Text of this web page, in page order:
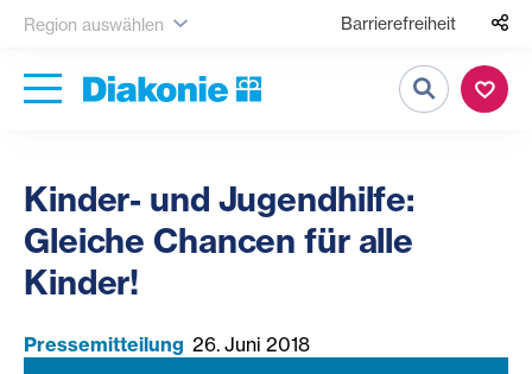
Region auswählen Barrierefreiheit
Suche
Kinder- und Jugendhilfe:
Gleiche Chancen für alle
Kinder!
Pressemitteilung 26. Juni 2018